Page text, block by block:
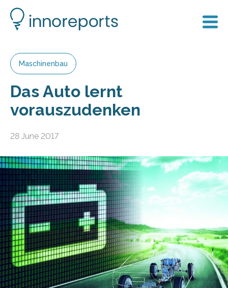
Maschinenbau
Das Auto lernt
vorauszudenken
28 June 2017